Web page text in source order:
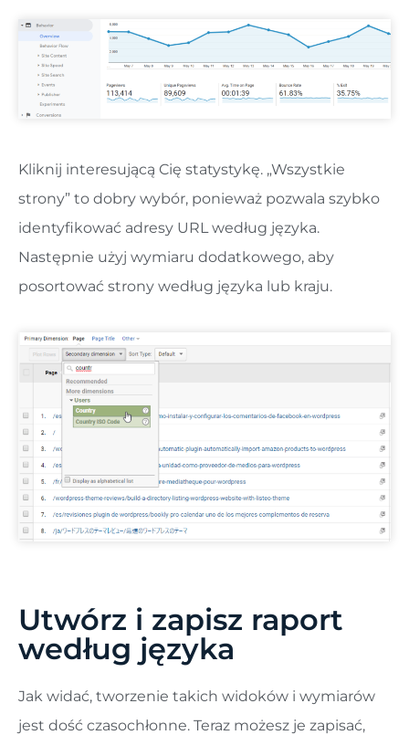
Kliknij interesującą Cię statystykę. „Wszystkie
strony” to dobry wybór, ponieważ pozwala szybko
identyfikować adresy URL według języka.
Następnie użyj wymiaru dodatkowego, aby
posortować strony według języka lub kraju.
Utwórz i zapisz raport
według języka
Jak widać, tworzenie takich widoków i wymiarów
jest dość czasochłonne. Teraz możesz je zapisać,